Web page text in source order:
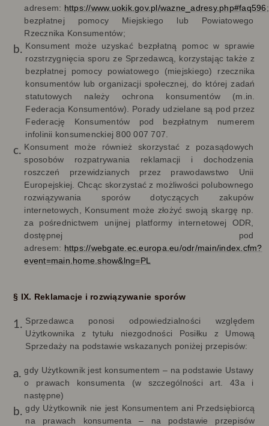
adresem: https://www.uokik.gov.pl/wazne_adresy.php#faq596;
bezpłatnej pomocy Miejskiego lub Powiatowego
Rzecznika Konsumentów;
Konsument może uzyskać bezpłatną pomoc w sprawie
rozstrzygnięcia sporu ze Sprzedawcą, korzystając także z
bezpłatnej pomocy powiatowego (miejskiego) rzecznika
konsumentów lub organizacji społecznej, do której zadań
statutowych należy ochrona konsumentów (m.in.
Federacja Konsumentów). Porady udzielane są pod przez
Federację Konsumentów pod bezpłatnym numerem
infolinii konsumenckiej 800 007 707.
Konsument może również skorzystać z pozasądowych
sposobów rozpatrywania reklamacji i dochodzenia
roszczeń przewidzianych przez prawodawstwo Unii
Europejskiej. Chcąc skorzystać z możliwości polubownego
rozwiązywania sporów dotyczących zakupów
internetowych, Konsument może złożyć swoją skargę np.
za pośrednictwem unijnej platformy internetowej ODR,
dostępnej pod
adresem: https://webgate.ec.europa.eu/odr/main/index.cfm?
event=main.home.show&lng=PL
§ IX. Reklamacje i rozwiązywanie sporów
Sprzedawca ponosi odpowiedzialności względem
Użytkownika z tytułu niezgodności Posiłku z Umową
Sprzedaży na podstawie wskazanych poniżej przepisów:
gdy Użytkownik jest konsumentem – na podstawie Ustawy
o prawach konsumenta (w szczególności art. 43a i
następne)
gdy Użytkownik nie jest Konsumentem ani Przedsiębiorcą
na prawach konsumenta – na podstawie przepisów